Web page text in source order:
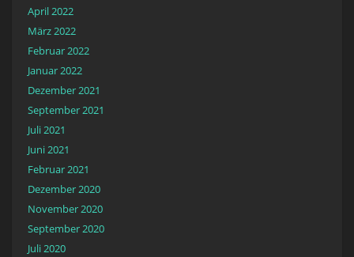
April 2022
März 2022
Februar 2022
Januar 2022
Dezember 2021
September 2021
Juli 2021
Juni 2021
Februar 2021
Dezember 2020
November 2020
September 2020
Juli 2020